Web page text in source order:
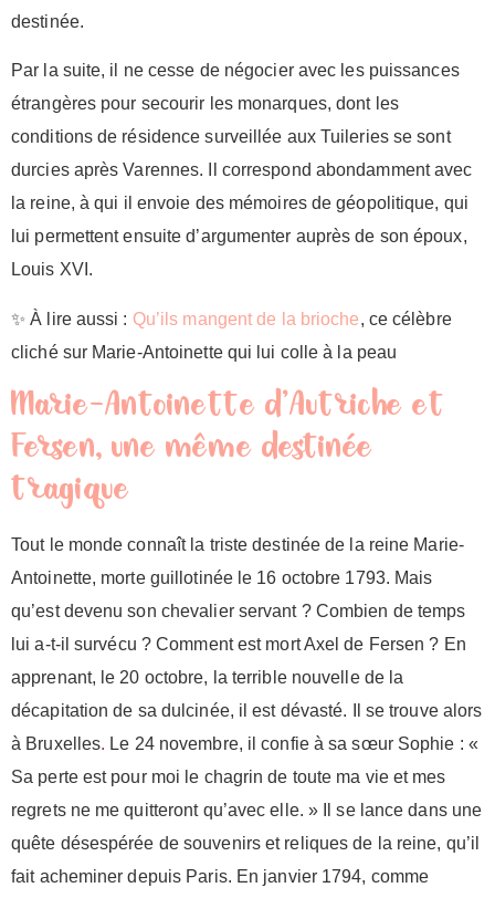
destinée.
Par la suite, il ne cesse de négocier avec les puissances
étrangères pour secourir les monarques, dont les
conditions de résidence surveillée aux Tuileries se sont
durcies après Varennes. Il correspond abondamment avec
la reine, à qui il envoie des mémoires de géopolitique, qui
lui permettent ensuite d’argumenter auprès de son époux,
Louis XVI.
✨ À lire aussi : Qu’ils mangent de la brioche, ce célèbre
cliché sur Marie-Antoinette qui lui colle à la peau
Marie-Antoinette d’Autriche et
Fersen, une même destinée
tragique
Tout le monde connaît la triste destinée de la reine Marie-
Antoinette, morte guillotinée le 16 octobre 1793. Mais
qu’est devenu son chevalier servant ? Combien de temps
lui a-t-il survécu ? Comment est mort Axel de Fersen ? En
apprenant, le 20 octobre, la terrible nouvelle de la
décapitation de sa dulcinée, il est dévasté. Il se trouve alors
à Bruxelles. Le 24 novembre, il confie à sa sœur Sophie : «
Sa perte est pour moi le chagrin de toute ma vie et mes
regrets ne me quitteront qu’avec elle. » Il se lance dans une
quête désespérée de souvenirs et reliques de la reine, qu’il
fait acheminer depuis Paris. En janvier 1794, comme